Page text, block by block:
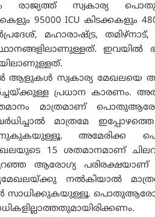
രാജ്യത്ത് സ്വകാര്യ
95000 ICU കിടക്കകളും
മഹാരാഷ്ട്ര,
ഇവയിൽ
ആളുകൾ സ്വകാര്യ മേഖലയെ
പ്രധാന കാരണം.
മാത്രമാണ്
വർധിച്ചാൽ മാത്രമേ
അമേരിക്ക
15 ശതമാനമാണ്
ആരോഗ്യ
നൽകിയാൽ
സാധിക്കുകയുള്ളൂ.